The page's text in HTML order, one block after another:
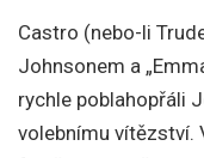
Castro (nebo-li
Johnsonem a
rychle poblahopřáli
volebnímu vítězství.